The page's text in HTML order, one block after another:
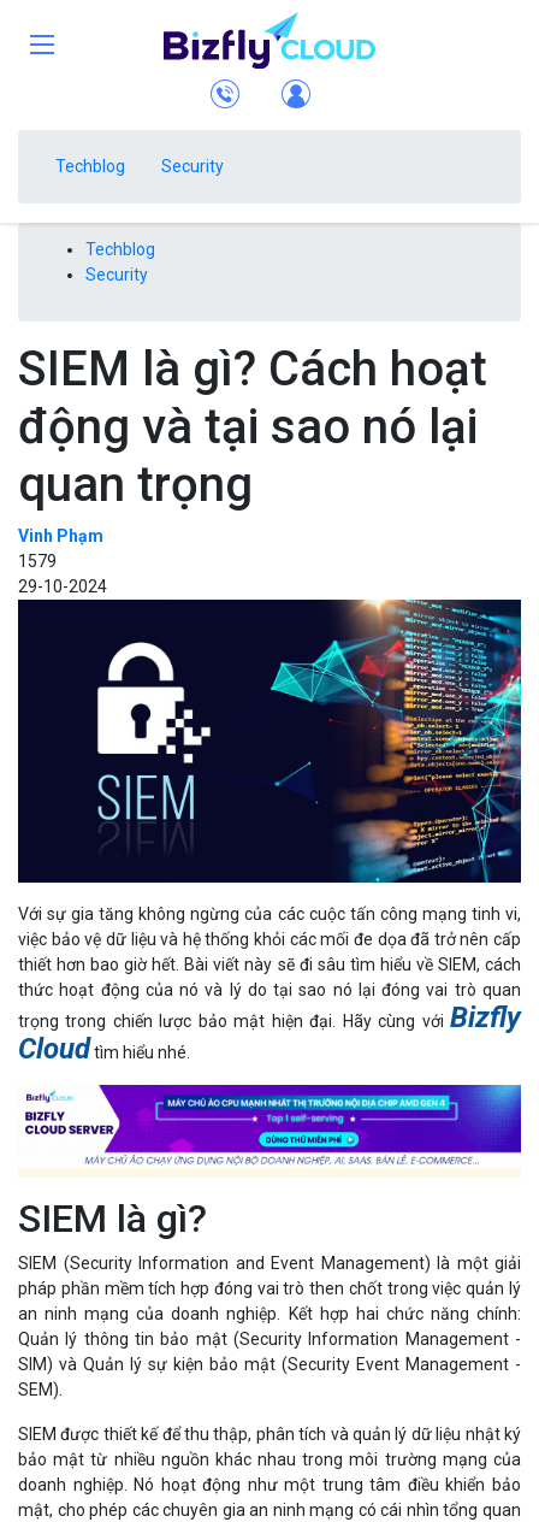
Techblog Security
Techblog
Security
SIEM là gì? Cách hoạt
động và tại sao nó lại
quan trọng
Vinh Phạm
1579
29-10-2024
Với sự gia tăng không ngừng của các cuộc tấn công mạng tinh vi,
việc bảo vệ dữ liệu và hệ thống khỏi các mối đe dọa đã trở nên cấp
thiết hơn bao giờ hết. Bài viết này sẽ đi sâu tìm hiểu về SIEM, cách
thức hoạt động của nó và lý do tại sao nó lại đóng vai trò quan
trọng trong chiến lược bảo mật hiện đại. Hãy cùng với Bizfly
Cloudtìm hiểu nhé.
SIEM là gì?
SIEM (Security Information and Event Management) là một giải
pháp phần mềm tích hợp đóng vai trò then chốt trong việc quản lý
an ninh mạng của doanh nghiệp. Kết hợp hai chức năng chính:
Quản lý thông tin bảo mật (Security Information Management -
SIM) và Quản lý sự kiện bảo mật (Security Event Management -
SEM).
SIEM được thiết kế để thu thập, phân tích và quản lý dữ liệu nhật ký
bảo mật từ nhiều nguồn khác nhau trong môi trường mạng của
doanh nghiệp. Nó hoạt động như một trung tâm điều khiển bảo
mật, cho phép các chuyên gia an ninh mạng có cái nhìn tổng quan